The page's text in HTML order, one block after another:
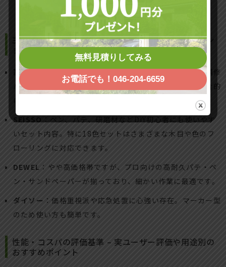
主要ブランドごとの違い – 内容物、カラーバリエーシ
ョン
高森コーキ：色数が豊富で和洋問わず使えるのが強み。補修
パテ・クレヨン・ヘラが揃い、深い傷から浅い傷まで総合的
SEISSO
：ペン、パテ、研磨材などDIY初心者にも使いやす
いセット内容。特に18色セットはさまざまな木目や色のフ
ローリングに対応できます。
DEWEL ：やや高価格帯ですが、プロ向けの高耐久パテ・ペ
ン・サンドペーパーが揃っており、細かい作業に最適です。
ダイソー ：価格重視派や応急処置に心強い存在。マーカー型
のため使い方も簡単です。
性能・コスパの評価基準 – 実ユーザー評価や用途別の
おすすめポイント
無料見積りしてみる
お電話でも！046-204-6659